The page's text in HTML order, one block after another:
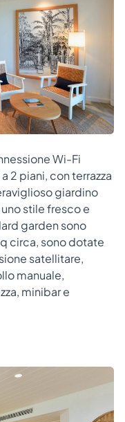
Wi-Fi
2 piani, con terrazza
giardino
stile fresco e
garden sono
circa, sono dotate
satellitare,
manuale,
minibar e